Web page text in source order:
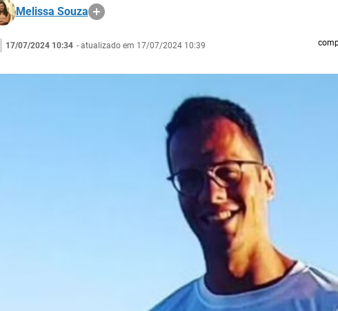
Melissa Souza
17/07/2024 10:34 - atualizado em 17/07/2024 10:39